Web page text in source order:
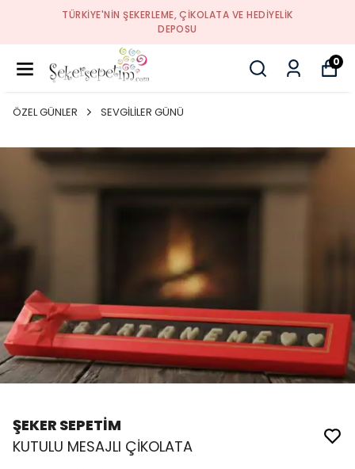
TÜRKIYE'NIN ŞEKERLEME, ÇIKOLATA VE HEDIYELIK
DEPOSU
0
ÖZEL GÜNLER SEVGİLİLER GÜNÜ
ŞEKER SEPETİM
KUTULU MESAJLI ÇİKOLATA